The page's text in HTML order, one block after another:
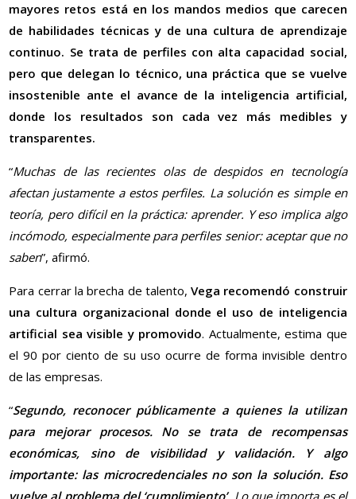
mayores retos está en los mandos medios que carecen
de habilidades técnicas y de una cultura de aprendizaje
continuo. Se trata de perfiles con alta capacidad social,
pero que delegan lo técnico, una práctica que se vuelve
insostenible ante el avance de la inteligencia artificial,
donde los resultados son cada vez más medibles y
transparentes.
“Muchas de las recientes olas de despidos en tecnología
afectan justamente a estos perfiles. La solución es simple en
teoría, pero difícil en la práctica: aprender. Y eso implica algo
incómodo, especialmente para perfiles senior: aceptar que no
saben”, afirmó.
Para cerrar la brecha de talento,Vega recomendó construir
una cultura organizacional donde el uso de inteligencia
artificial sea visible y promovido. Actualmente, estima que
el 90 por ciento de su uso ocurre de forma invisible dentro
de las empresas.
“Segundo, reconocer públicamente a quienes la utilizan
para mejorar procesos. No se trata de recompensas
económicas, sino de visibilidad y validación. Y algo
importante: las microcredenciales no son la solución. Eso